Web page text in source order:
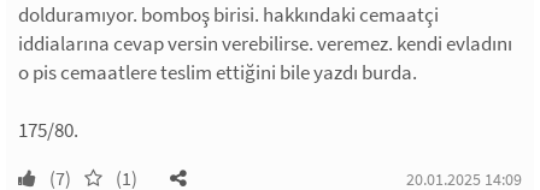
dolduramıyor. bomboş birisi. hakkındaki cemaatçi
iddialarına cevap versin verebilirse. veremez. kendi evladını
o pis cemaatlere teslim ettiğini bile yazdı burda.
175/80.
(7) (1) 20.01.2025 14:09